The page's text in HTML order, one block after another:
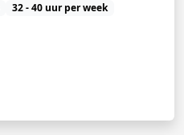
32 - 40 uur per week